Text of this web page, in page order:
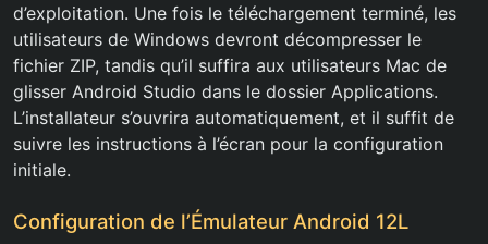
d’exploitation. Une fois le téléchargement terminé, les
utilisateurs de Windows devront décompresser le
fichier ZIP, tandis qu’il suffira aux utilisateurs Mac de
glisser Android Studio dans le dossier Applications.
L’installateur s’ouvrira automatiquement, et il suffit de
suivre les instructions à l’écran pour la configuration
initiale.
Configuration de l’Émulateur Android 12L